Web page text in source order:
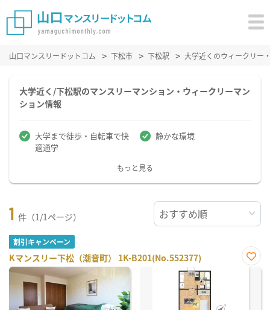
山口マンスリードットコム 下松市 下松駅 大学近くのウィークリー
大学近く/下松駅のマンスリーマンション・ウィークリーマン
ション情報
大学まで徒歩・自転車で快
適通学
静かな環境
もっと見る
1 件（1/1ページ）
割引キャンペーン
Kマンスリー下松（潮音町） 1K-B201(No.552377)
お気